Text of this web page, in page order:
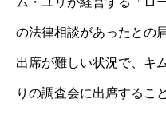
の法律相談があったとの
出席が難しい状況で、キ
りの調査会に出席するこ